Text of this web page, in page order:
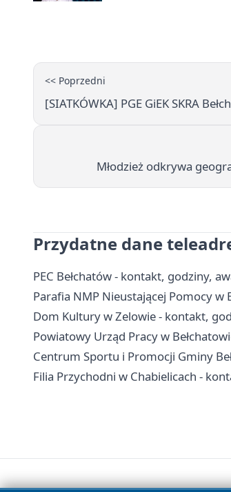
<< Poprzedni
[SIATKÓWKA] PGE GiEK SKRA
Młodzież odkrywa
Przydatne dane
PEC Bełchatów - kontakt, godziny,
Parafia NMP Nieustającej Pomocy w
Dom Kultury w Zelowie - kontakt,
Powiatowy Urząd Pracy w
Centrum Sportu i Promocji Gminy
Filia Przychodni w Chabielicach -